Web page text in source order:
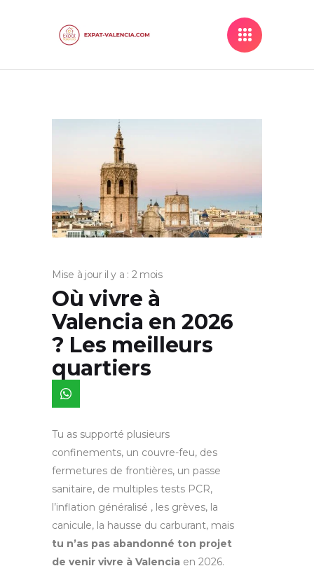
Mise à jour il y a : 2 mois
Où vivre à
Valencia en 2026
? Les meilleurs
quartiers
Tu as supporté plusieurs
confinements, un couvre-feu, des
fermetures de frontières, un passe
sanitaire, de multiples tests PCR,
l’inflation généralisé , les grèves, la
canicule, la hausse du carburant, mais
tu n’as pas abandonné ton projet
de venir vivre à Valencia en 2026.